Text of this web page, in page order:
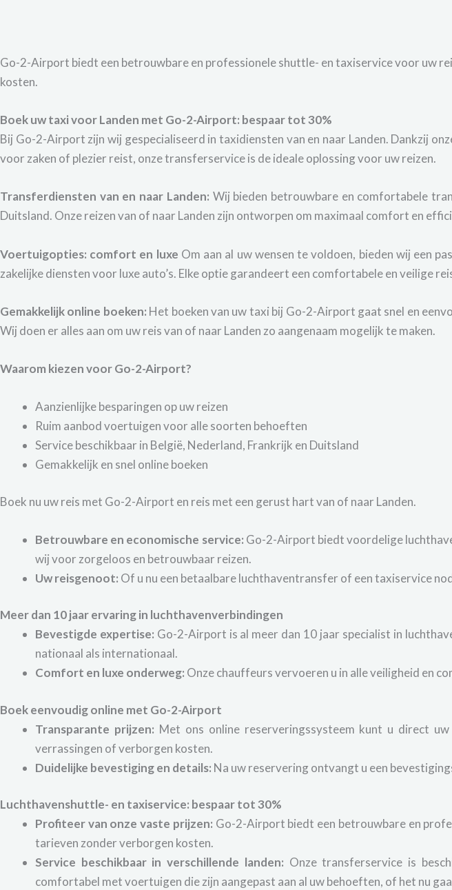
Go-2-Airport biedt een betrouwbare en professionele shuttle- en taxiservice voor uw
kosten.
Boek uw taxi voor Landen met Go-2-Airport: bespaar tot 30%
Bij Go-2-Airport zijn wij gespecialiseerd in taxidiensten van en naar Landen. Dankzij
voor zaken of plezier reist, onze transferservice is de ideale oplossing voor uw reizen.
Transferdiensten van en naar Landen: Wij bieden betrouwbare en comfortabele
Duitsland. Onze reizen van of naar Landen zijn ontworpen om maximaal comfort en
Voertuigopties: comfort en luxe Om aan al uw wensen te voldoen, bieden wij een
zakelijke diensten voor luxe auto’s. Elke optie garandeert een comfortabele en veilige
Gemakkelijk online boeken: Het boeken van uw taxi bij Go-2-Airport gaat snel en
Wij doen er alles aan om uw reis van of naar Landen zo aangenaam mogelijk te maken.
Waarom kiezen voor Go-2-Airport?
Aanzienlijke besparingen op uw reizen
Ruim aanbod voertuigen voor alle soorten behoeften
Service beschikbaar in België, Nederland, Frankrijk en Duitsland
Gemakkelijk en snel online boeken
Boek nu uw reis met Go-2-Airport en reis met een gerust hart van of naar Landen.
Betrouwbare en economische service: Go-2-Airport biedt voordelige
wij voor zorgeloos en betrouwbaar reizen.
Uw reisgenoot: Of u nu een betaalbare luchthaventransfer of een taxiservice
Meer dan 10 jaar ervaring in luchthavenverbindingen
Bevestigde expertise: Go-2-Airport is al meer dan 10 jaar specialist in
nationaal als internationaal.
Comfort en luxe onderweg: Onze chauffeurs vervoeren u in alle veiligheid en
Boek eenvoudig online met Go-2-Airport
Transparante prijzen: Met ons online reserveringssysteem kunt u direct
verrassingen of verborgen kosten.
Duidelijke bevestiging en details: Na uw reservering ontvangt u een
Luchthavenshuttle- en taxiservice: bespaar tot 30%
Profiteer van onze vaste prijzen: Go-2-Airport biedt een betrouwbare en
tarieven zonder verborgen kosten.
Service beschikbaar in verschillende landen: Onze transferservice is
comfortabel met voertuigen die zijn aangepast aan al uw behoeften, of het nu